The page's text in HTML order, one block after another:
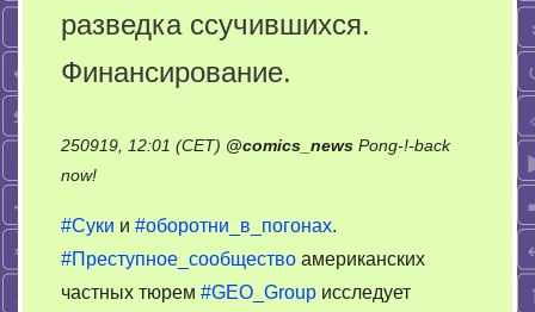
разведка ссучившихся.
Финансирование.
250919, 12:01 (CET) @comics_news Pong-!-back
now!on
работает
криминальная
разведка
#Суки и #оборотни_в_погонах.
#Преступное_сообщество американских
частных тюрем #GEO_Group исследует